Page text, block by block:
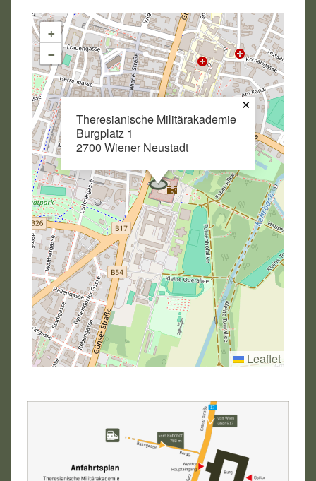
Theresianische Militärakademie
Burgplatz 1
2700 Wiener Neustadt
×
+
−
Leaflet